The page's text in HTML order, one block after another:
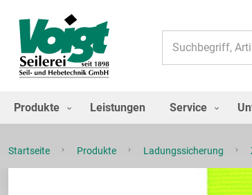
Produkte Leistungen Service
Startseite Produkte Ladungssicherung